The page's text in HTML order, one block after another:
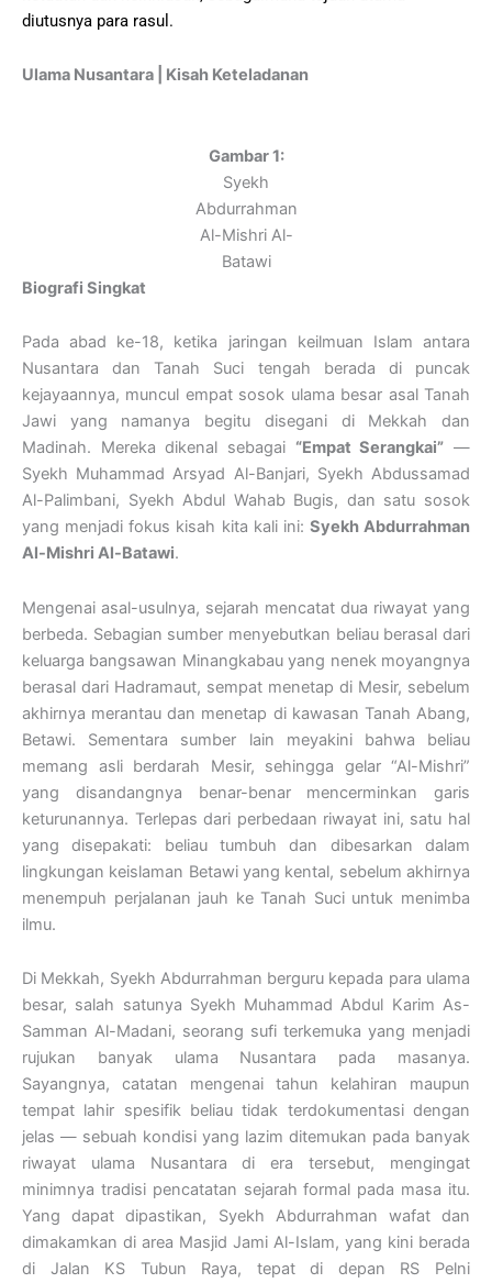
diutusnya para rasul.
Ulama Nusantara | Kisah Keteladanan
Gambar 1:
Syekh
Abdurrahman
Al-Mishri Al-
Batawi
Biografi Singkat
Pada abad ke-18, ketika jaringan keilmuan Islam antara
Nusantara dan Tanah Suci tengah berada di puncak
kejayaannya, muncul empat sosok ulama besar asal Tanah
Jawi yang namanya begitu disegani di Mekkah dan
Madinah. Mereka dikenal sebagai “Empat Serangkai” —
Syekh Muhammad Arsyad Al-Banjari, Syekh Abdussamad
Al-Palimbani, Syekh Abdul Wahab Bugis, dan satu sosok
yang menjadi fokus kisah kita kali ini: Syekh Abdurrahman
Al-Mishri Al-Batawi.
Mengenai asal-usulnya, sejarah mencatat dua riwayat yang
berbeda. Sebagian sumber menyebutkan beliau berasal dari
keluarga bangsawan Minangkabau yang nenek moyangnya
berasal dari Hadramaut, sempat menetap di Mesir, sebelum
akhirnya merantau dan menetap di kawasan Tanah Abang,
Betawi. Sementara sumber lain meyakini bahwa beliau
memang asli berdarah Mesir, sehingga gelar “Al-Mishri”
yang disandangnya benar-benar mencerminkan garis
keturunannya. Terlepas dari perbedaan riwayat ini, satu hal
yang disepakati: beliau tumbuh dan dibesarkan dalam
lingkungan keislaman Betawi yang kental, sebelum akhirnya
menempuh perjalanan jauh ke Tanah Suci untuk menimba
ilmu.
Di Mekkah, Syekh Abdurrahman berguru kepada para ulama
besar, salah satunya Syekh Muhammad Abdul Karim As-
Samman Al-Madani, seorang sufi terkemuka yang menjadi
rujukan banyak ulama Nusantara pada masanya.
Sayangnya, catatan mengenai tahun kelahiran maupun
tempat lahir spesifik beliau tidak terdokumentasi dengan
jelas — sebuah kondisi yang lazim ditemukan pada banyak
riwayat ulama Nusantara di era tersebut, mengingat
minimnya tradisi pencatatan sejarah formal pada masa itu.
Yang dapat dipastikan, Syekh Abdurrahman wafat dan
dimakamkan di area Masjid Jami Al-Islam, yang kini berada
di Jalan KS Tubun Raya, tepat di depan RS Pelni